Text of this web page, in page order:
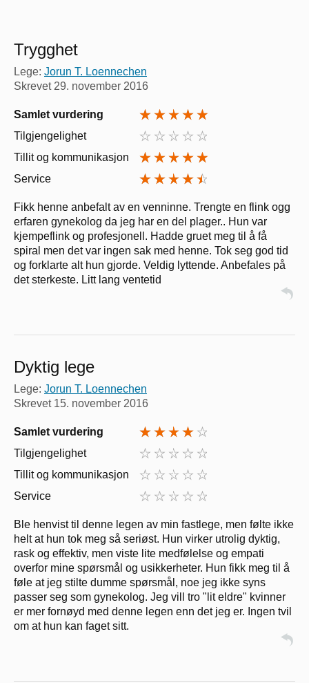
Trygghet
Lege: Jorun T. Loennechen
Skrevet 29. november 2016
Samlet vurdering
Tilgjengelighet
Tillit og kommunikasjon
Service
Fikk henne anbefalt av en venninne. Trengte en flink ogg
erfaren gynekolog da jeg har en del plager.. Hun var
kjempeflink og profesjonell. Hadde gruet meg til å få
spiral men det var ingen sak med henne. Tok seg god tid
og forklarte alt hun gjorde. Veldig lyttende. Anbefales på
det sterkeste. Litt lang ventetid
Dyktig lege
Lege: Jorun T. Loennechen
Skrevet 15. november 2016
Samlet vurdering
Tilgjengelighet
Tillit og kommunikasjon
Service
Ble henvist til denne legen av min fastlege, men følte ikke
helt at hun tok meg så seriøst. Hun virker utrolig dyktig,
rask og effektiv, men viste lite medfølelse og empati
overfor mine spørsmål og usikkerheter. Hun fikk meg til å
føle at jeg stilte dumme spørsmål, noe jeg ikke syns
passer seg som gynekolog. Jeg vill tro "lit eldre" kvinner
er mer fornøyd med denne legen enn det jeg er. Ingen tvil
om at hun kan faget sitt.